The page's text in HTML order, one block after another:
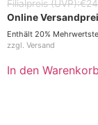
€
Enthält 20%
zzgl. Versand
In den Warenkorb